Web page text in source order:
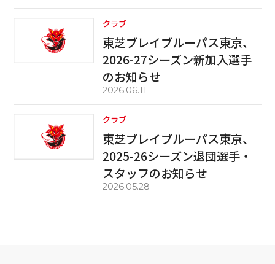
クラブ
東芝ブレイブルーパス東京、
2026-27シーズン新加入選手
のお知らせ
2026.06.11
クラブ
東芝ブレイブルーパス東京、
2025-26シーズン退団選手・
スタッフのお知らせ
2026.05.28